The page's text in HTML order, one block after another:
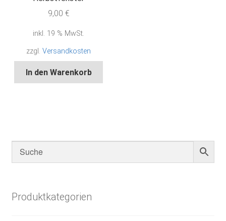
9,00 €
inkl. 19 % MwSt.
zzgl.Versandkosten
In den Warenkorb
Produktkategorien